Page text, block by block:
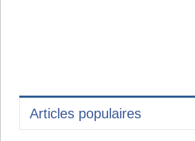
Articles populaires